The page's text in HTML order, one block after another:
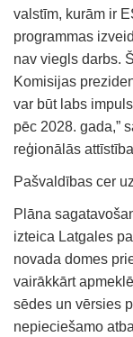
valstīm, kurām ir
programmas
nav viegls darbs.
Komisijas
var būt labs
pēc 2028. gada,”
reģionālās
Pašvaldības cer
Plāna
izteica Latgales
novada domes
vairākkārt
sēdes un vērsies
nepieciešamo